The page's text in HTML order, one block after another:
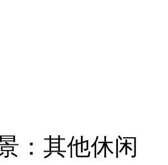
：其他休闲